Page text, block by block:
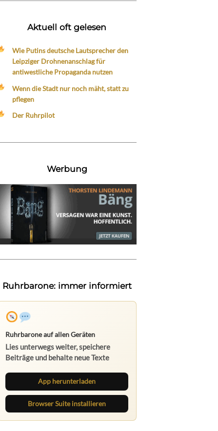
Aktuell oft gelesen
Wie Putins deutsche Lautsprecher den
Leipziger Drohnenanschlag für
antiwestliche Propaganda nutzen
Wenn die Stadt nur noch mäht, statt zu
pflegen
Der Ruhrpilot
Werbung
Ruhrbarone: immer informiert
Ruhrbarone auf allen Geräten
Lies unterwegs weiter, speichere
Beiträge und behalte neue Texte
App herunterladen
Browser Suite installieren